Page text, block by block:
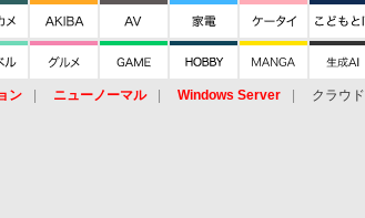
ン ニューノーマル Windows Server クラウド